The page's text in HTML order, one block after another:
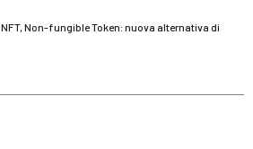
NFT, Non-fungible Token: nuova alternativa di